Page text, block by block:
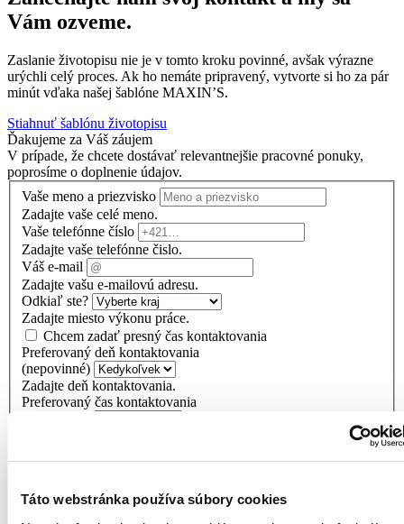
Táto webstránka používa súbory cookies
Vám ozveme.
Zaslanie životopisu nie je v tomto kroku povinné, avšak výrazne
urýchli celý proces. Ak ho nemáte pripravený, vytvorte si ho za pár
minút vďaka našej šablóne MAXIN’S.
Stiahnuť šablónu životopisu
Ďakujeme za Váš záujem
V prípade, že chcete dostávať relevantnejšie pracovné ponuky,
poprosíme o doplnenie údajov.
Vaše meno a priezvisko
Zadajte vaše celé meno.
Vaše telefónne číslo
Zadajte vaše telefónne čislo.
Váš e-mail
Zadajte vašu e-mailovú adresu.
Odkiaľ ste?
Zadajte miesto výkonu práce.
Chcem zadať presný čas kontaktovania
Preferovaný deň kontaktovania
(nepovinné)
Zadajte deň kontaktovania.
Preferovaný čas kontaktovania
Z dôvodu skvalitňovania služieb je v momentálnej dobe zaslanie
životopisu povinnou položkou.